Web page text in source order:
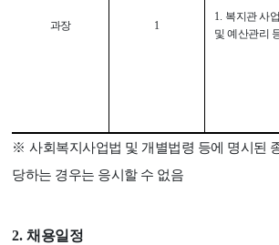
과장 1
1. 복지관 사업
및 예산관리
※사회복지사업법 및 개별법령 등에 명시된
당하는 경우는 응시할 수 없음
2.채용일정